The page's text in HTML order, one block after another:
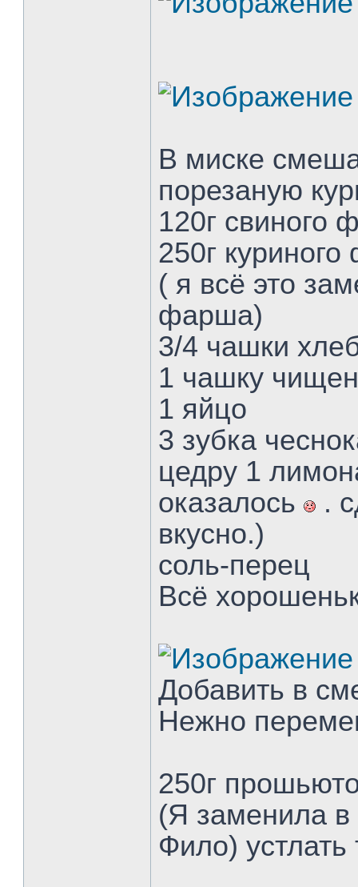
В миске
порезаную
120г свиного
250г
( я всё это
фарша)
3/4 чашки
1 чашку
1 яйцо
3 зубка
цедру 1
оказалось
.
вкусно.)
соль-перец
Всё
Добавить в
Нежно
250г
(Я заменила в
Фило) устлать